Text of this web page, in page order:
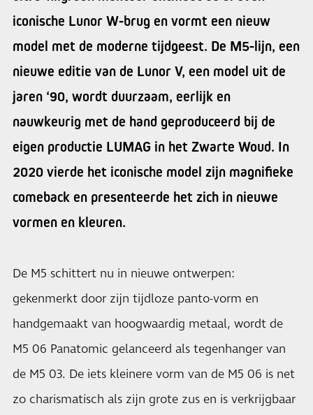
iconische Lunor W-brug en vormt een nieuw
model met de moderne tijdgeest. De M5-lijn, een
nieuwe editie van de Lunor V, een model uit de
jaren ‘90, wordt duurzaam, eerlijk en
nauwkeurig met de hand geproduceerd bij de
eigen productie LUMAG in het Zwarte Woud. In
2020 vierde het iconische model zijn magnifieke
comeback en presenteerde het zich in nieuwe
vormen en kleuren.
De M5 schittert nu in nieuwe ontwerpen:
gekenmerkt door zijn tijdloze panto-vorm en
handgemaakt van hoogwaardig metaal, wordt de
M5 06 Panatomic gelanceerd als tegenhanger van
de M5 03. De iets kleinere vorm van de M5 06 is net
zo charismatisch als zijn grote zus en is verkrijgbaar